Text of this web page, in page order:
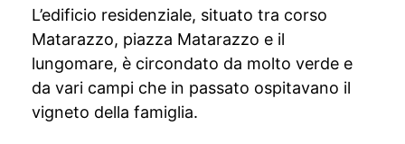
L’edificio residenziale, situato tra corso
Matarazzo, piazza Matarazzo e il
lungomare, è circondato da molto verde e
da vari campi che in passato ospitavano il
vigneto della famiglia.